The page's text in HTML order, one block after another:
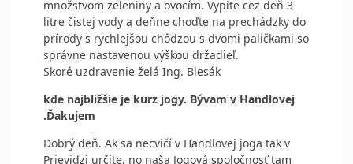
množstvom zeleniny a ovocím. Vypite cez deň 3
litre čistej vody a deňne choďte na prechádzky do
prírody s rýchlejšou chôdzou s dvomi paličkami so
správne nastavenou výškou držadieľ.
Skoré uzdravenie želá Ing. Blesák
kde najbližšie je kurz jogy. Bývam v Handlovej
.Ďakujem
Dobrý deň. Ak sa necvičí v Handlovej joga tak v
Prievidzi určite, no naša Jogová spoločnosť tam